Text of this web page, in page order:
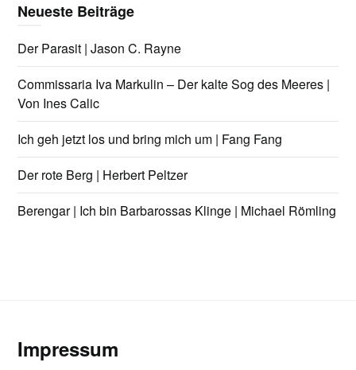
Neueste Beiträge
Der Parasit | Jason C. Rayne
Commissaria Iva Markulin – Der kalte Sog des Meeres |
Von Ines Calic
Ich geh jetzt los und bring mich um | Fang Fang
Der rote Berg | Herbert Peltzer
Berengar | Ich bin Barbarossas Klinge | Michael Römling
Impressum